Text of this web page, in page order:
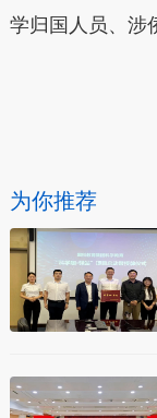
学归国人员、涉
为你推荐